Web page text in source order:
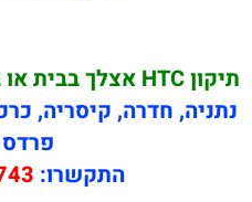
תיקון HTC אצלך בבית או במשרד
נתניה, חדרה, קיסריה,
התקשרו: